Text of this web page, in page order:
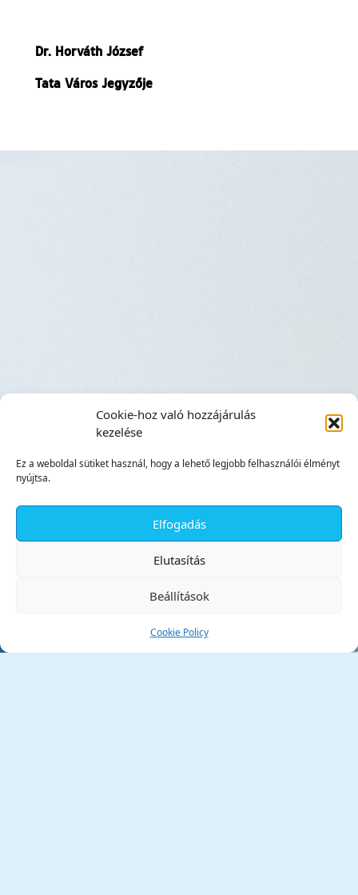
Cookie-hoz való hozzájárulás
kezelése
Ez a weboldal sütiket használ, hogy a lehető legjobb felhasználói élményt
nyújtsa.
Elfogadás
Elutasítás
Beállítások
Cookie Policy
Dr. Horváth József
Tata Város Jegyzője
Tata Város Önkormányzata
✕